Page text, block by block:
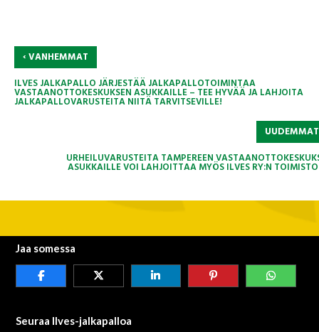
‹VANHEMMAT
ILVES JALKAPALLO JÄRJESTÄÄ JALKAPALLOTOIMINTAA
VASTAANOTTOKESKUKSEN ASUKKAILLE – TEE HYVÄÄ JA LAHJOITA
JALKAPALLOVARUSTEITA NIITÄ TARVITSEVILLE!
URHEILUVARUSTEITA TAMPEREEN
ASUKKAILLE VOI LAHJOITTAA MYÖS ILVES RY:N
Jaa somessa
Seuraa Ilves-jalkapalloa